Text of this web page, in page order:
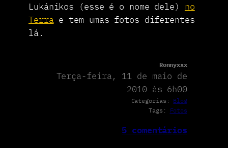
Lukánikos (esse é o nome dele) no
Terrae tem umas fotos diferentes
lá.
Ronnyxxx
Terça-feira, 11 de maio de
2010 às 6h00
Categorias: Blog
Tags: Fotos
5 comentários